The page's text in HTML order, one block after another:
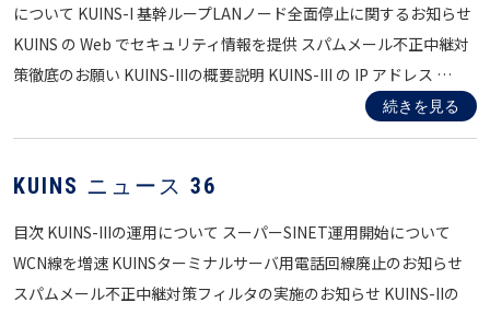
について KUINS-I 基幹ループLANノード全面停止に関するお知らせ
KUINS の Web でセキュリティ情報を提供 スパムメール不正中継対
策徹底のお願い KUINS-IIIの概要説明 KUINS-III の IP アドレス …
続きを見る
KUINS ニュース 36
目次 KUINS-IIIの運用について スーパーSINET運用開始について
WCN線を増速 KUINSターミナルサーバ用電話回線廃止のお知らせ
スパムメール不正中継対策フィルタの実施のお知らせ KUINS-IIの